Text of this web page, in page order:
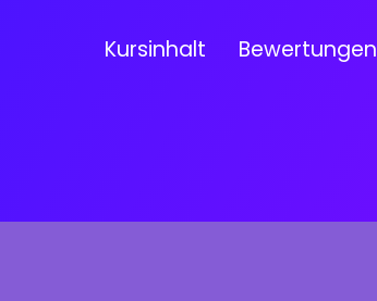
Kursinhalt Bewertungen